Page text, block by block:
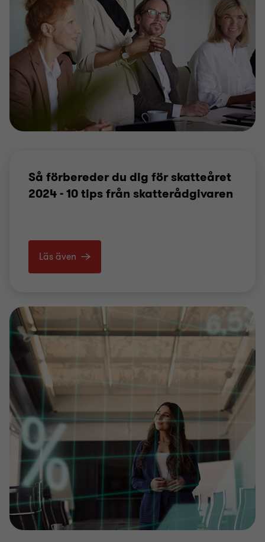
Så förbereder du dig för skatteåret
2024 - 10 tips från skatterådgivaren
Läs även